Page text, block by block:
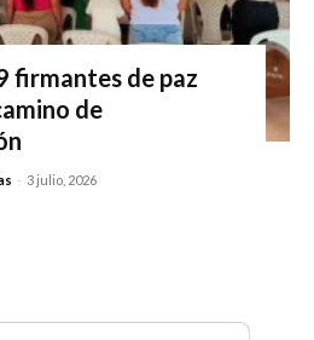
firmantes de paz
de
- 3 julio, 2026